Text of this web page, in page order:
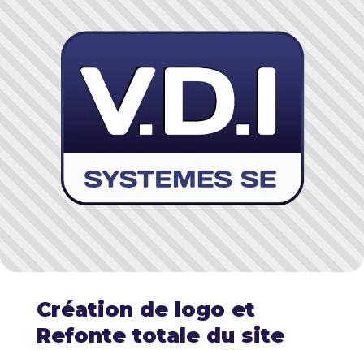
Création de logo et
Refonte totale du site